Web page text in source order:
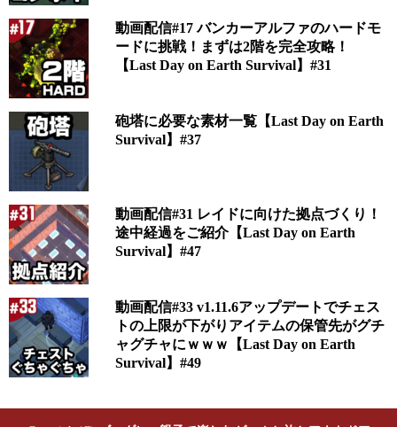
動画配信#17 バンカーアルファのハードモ
ードに挑戦！まずは2階を完全攻略！
【Last Day on Earth Survival】#31
砲塔に必要な素材一覧【Last Day on Earth
Survival】#37
動画配信#31 レイドに向けた拠点づくり！
途中経過をご紹介【Last Day on Earth
Survival】#47
動画配信#33 v1.11.6アップデートでチェス
トの上限が下がりアイテムの保管先がグチ
ャグチャにｗｗｗ【Last Day on Earth
Survival】#49